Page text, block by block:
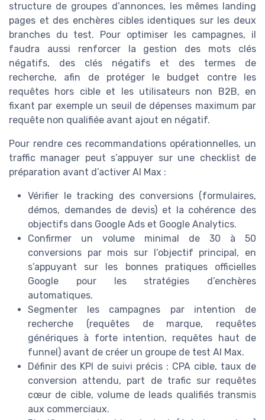
structure de groupes d’annonces, les mêmes landing
pages et des enchères cibles identiques sur les deux
branches du test. Pour optimiser les campagnes, il
faudra aussi renforcer la gestion des mots clés
négatifs, des clés négatifs et des termes de
recherche, afin de protéger le budget contre les
requêtes hors cible et les utilisateurs non B2B, en
fixant par exemple un seuil de dépenses maximum par
requête non qualifiée avant ajout en négatif.
Pour rendre ces recommandations opérationnelles, un
traffic manager peut s’appuyer sur une checklist de
préparation avant d’activer AI Max :
Vérifier le tracking des conversions (formulaires,
démos, demandes de devis) et la cohérence des
objectifs dans Google Ads et Google Analytics.
Confirmer un volume minimal de 30 à 50
conversions par mois sur l’objectif principal, en
s’appuyant sur les bonnes pratiques officielles
Google pour les stratégies d’enchères
automatiques.
Segmenter les campagnes par intention de
recherche (requêtes de marque, requêtes
génériques à forte intention, requêtes haut de
funnel) avant de créer un groupe de test AI Max.
Définir des KPI de suivi précis : CPA cible, taux de
conversion attendu, part de trafic sur requêtes
cœur de cible, volume de leads qualifiés transmis
aux commerciaux.